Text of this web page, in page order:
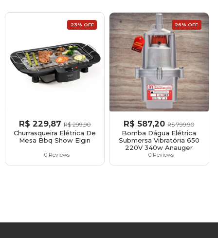
23% OFF
R$ 229,87 R$299,90
Churrasqueira Elétrica De
Mesa Bbq Show Elgin
0 Reviews
26% OFF
R$ 587,20 R$799,90
Bomba Dágua Elétrica
Submersa Vibratória 650
220V 340w Anauger
0 Reviews